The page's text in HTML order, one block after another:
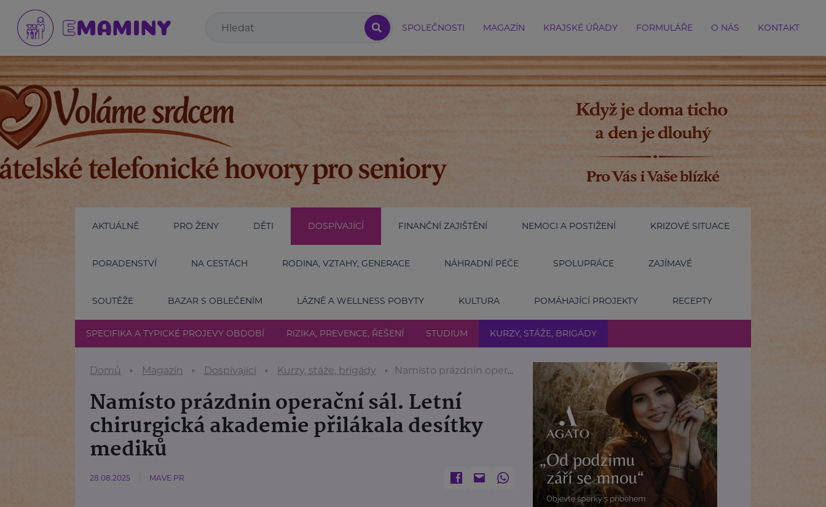
SPOLEČNOSTI MAGAZÍN KRAJSKÉ ÚŘADY FORMULÁŘE O NÁS KONTAKT
AKTUÁLNĚ PRO ŽENY DĚTI DOSPÍVAJÍCÍ FINANČNÍ ZAJIŠTĚNÍ NEMOCI A POSTIŽENÍ KRIZOVÉ SITUACE
PORADENSTVÍ NA CESTÁCH RODINA, VZTAHY, GENERACE NÁHRADNÍ PÉČE SPOLUPRÁCE ZAJÍMAVÉ
SOUTĚŽE BAZAR S OBLEČENÍM LÁZNĚ A WELLNESS POBYTY KULTURA POMÁHAJÍCÍ PROJEKTY RECEPTY
SPECIFIKA A TYPICKÉ PROJEVY OBDOBÍ RIZIKA, PREVENCE, ŘEŠENÍ STUDIUM KURZY, STÁŽE, BRIGÁDY
Domů Magazín Dospívající Kurzy, stáže, brigády Namísto prázdnin operační sál. Letní chirurgická akademie přilákala desítky mediků
Namísto prázdnin operační sál. Letní
chirurgická akademie přilákala desítky
mediků
28.08.2025 MAVE PR